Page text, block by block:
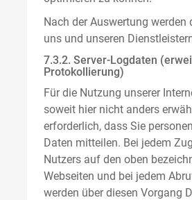
Nach der Auswertung werden
uns und unseren
7.3.2. Server-Logdaten
Protokollierung)
Für die Nutzung unserer
soweit hier nicht anders
erforderlich, dass Sie
Daten mitteilen. Bei jedem
Nutzers auf den oben
Webseiten und bei jedem
werden über diesen Vorgang